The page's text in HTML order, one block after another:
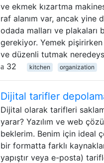
ve ekmek kızartma
raf alanım var, ancak yine
odada malları ve plakaları
gerekiyor. Yemek
ve düzenli tutmak
32
kitchen organization
Dijital tarifler
Dijital olarak tarifleri
yarar? Yazılım ve web
beklerim. Benim için ideal
bir formatta farklı
yapıştır veya e-posta)